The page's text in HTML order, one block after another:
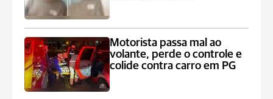
Motorista passa mal ao
volante, perde o controle e
colide contra carro em PG